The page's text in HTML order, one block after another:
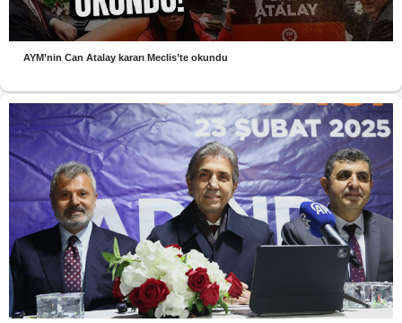
AYM’nin Can Atalay kararı Meclis’te okundu